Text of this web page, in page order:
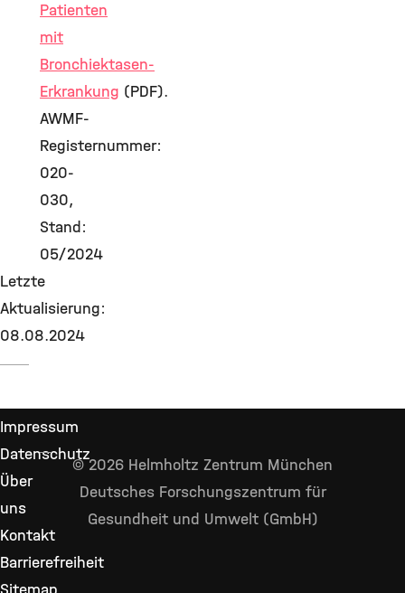
Patienten
mit
Bronchiektasen-
Erkrankung (PDF).
AWMF-
Registernummer:
020-
030,
Stand:
05/2024
Letzte
Aktualisierung:
08.08.2024
Impressum
Datenschutz
Über
uns
Kontakt
Barrierefreiheit
© 2026 Helmholtz Zentrum München
Deutsches Forschungszentrum für
Gesundheit und Umwelt (GmbH)